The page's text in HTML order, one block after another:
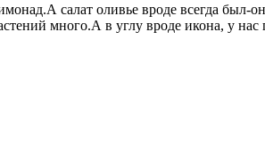
салат оливье вроде всегда был-
много.А в углу вроде икона, у нас